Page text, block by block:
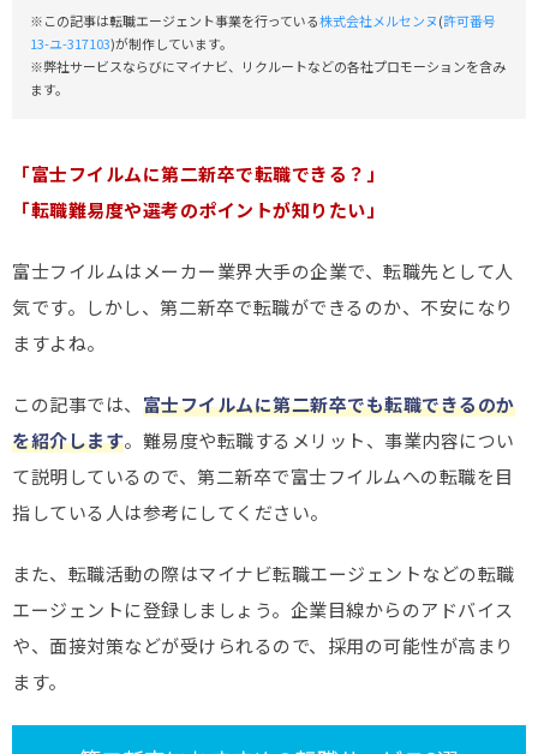
※この記事は転職エージェント事業を行っている株式会社メルセンヌ(許可番号
13-ユ-317103)が制作しています。
※弊社サービスならびにマイナビ、リクルートなどの各社プロモーションを含み
ます。
「富士フイルムに第二新卒で転職できる？」
「転職難易度や選考のポイントが知りたい」
富士フイルムはメーカー業界大手の企業で、転職先として人
気です。しかし、第二新卒で転職ができるのか、不安になり
ますよね。
この記事では、 富士フイルムに第二新卒でも転職できるのか
を紹介します。難易度や転職するメリット、事業内容につい
て説明しているので、第二新卒で富士フイルムへの転職を目
指している人は参考にしてください。
また、転職活動の際はマイナビ転職エージェントなどの転職
エージェントに登録しましょう。企業目線からのアドバイス
や、面接対策などが受けられるので、採用の可能性が高まり
ます。